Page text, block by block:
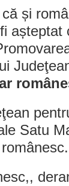
și
Satu